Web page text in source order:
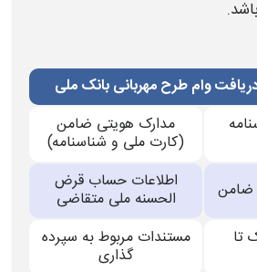
وام طرح مهربانی بانک ملی
مدارک هویتی ضامن
(کارت ملی و شناسنامه)
ضامن
اطلاعات حساب قرض‌
الحسنه ملی متقاضی
تا
مستندات مربوط به سپرده‌
گذاری